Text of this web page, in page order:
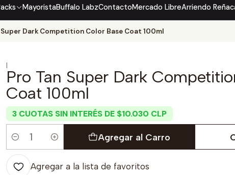
MayoristaBuffalo LabzContactoMercado LibreArriendo
Super Dark Competition Color Base Coat 100ml
|
Pro Tan Super Dark
Coat 100ml
3 CUOTAS SIN INTERÉS DE $10.030 CLP
Cantidad
Agregar al Carro
Agregar a la lista de favoritos